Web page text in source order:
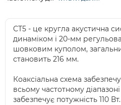
CT5 - це кругла акустична
динаміком і 20-мм
шовковим куполом,
становить 216 мм.
Коаксіальна схема
всьому частотному
забезпечує потужність 110 Вт.